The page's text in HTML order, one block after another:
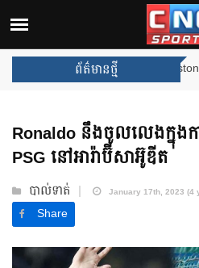
ព័ត៌មានថ្មី
ឈ្នះពានរង្វាន់បន្ថែមទៀត បន្ទាប់ពី
Ronaldo នឹងចូលលេងក្នុង
PSG នៅអារ៉ាប៊ីសាអ៊ូឌីត
បាល់ទាត់ January 17th, 2023 (4
Share